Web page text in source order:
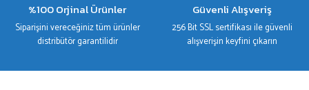
%100 Orjinal Ürünler
Siparişini vereceğiniz tüm ürünler
distribütör garantilidir
Güvenli Alışveriş
256 Bit SSL sertifikası ile güvenli
alışverişin keyfini çıkarın